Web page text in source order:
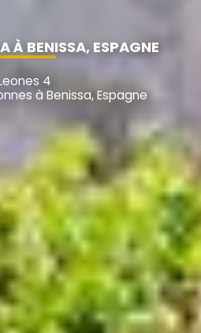
À BENISSA, ESPAGNE
4
à Benissa, Espagne